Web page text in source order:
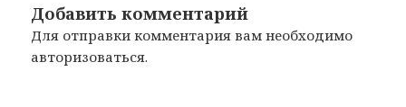
Добавить комментарий
Для отправки комментария вам необходимо
авторизоваться.